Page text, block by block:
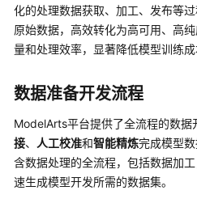
介
绍
说
明
速
入
化的处理数据获取、加工、发布等
原始数据，高效转化为高可用、高
量和处理效率，显著降低模型训练成
数据准备开发流程
ModelArts平台提供了全流程的数据
接、 人工校准和智能精炼完成模型
含数据处理的全流程，包括数据加
速生成模型开发所需的数据集。